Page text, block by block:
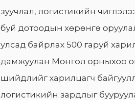
зуучлал, логистикийн
буй дотоодын хөрөнгө
улсад байрлах 500 гаруй
дамжуулан Монгол орныхоо
шийдлийг харилцагч
логистикийн зардлыг